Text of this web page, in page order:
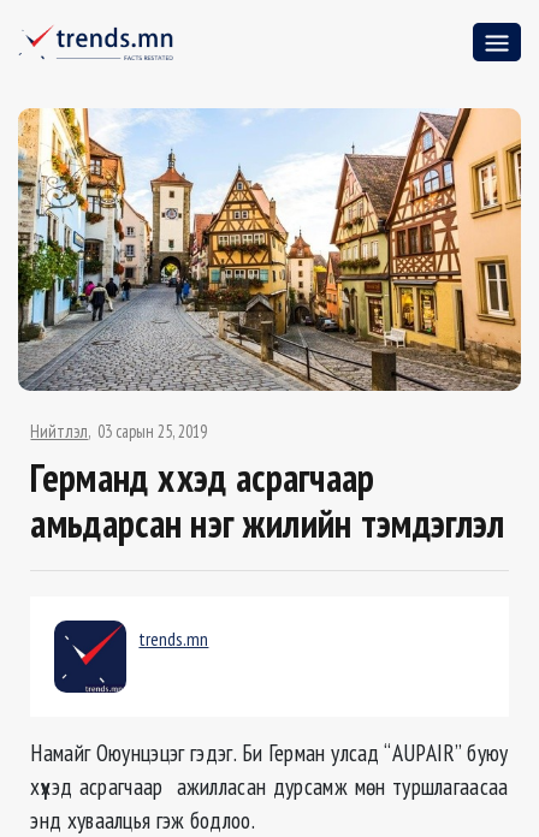
Нийтлэл 03 сарын 25, 2019
Германд хүүхэд асрагчаар
амьдарсан нэг жилийн тэмдэглэл
trends.mn
Намайг Оюунцэцэг гэдэг. Би Герман улсад “AUPAIR” буюу
хүүхэд асрагчаар ажилласан дурсамж мөн туршлагаасаа
энд хуваалцья гэж бодлоо.